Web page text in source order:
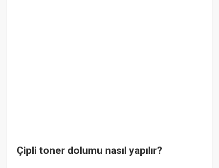
Çipli toner dolumu nasıl yapılır?